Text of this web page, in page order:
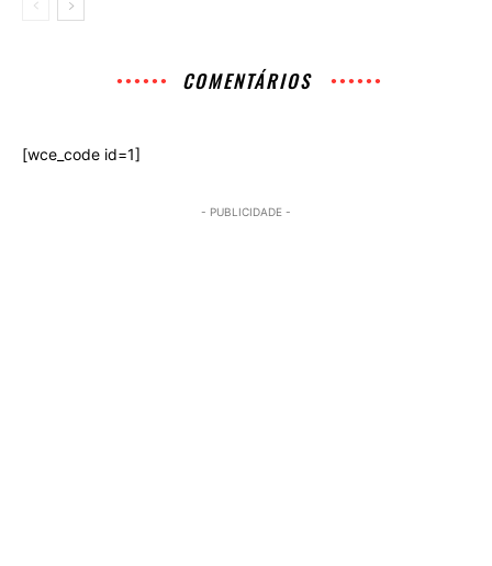
COMENTÁRIOS
[wce_code id=1]
- PUBLICIDADE -